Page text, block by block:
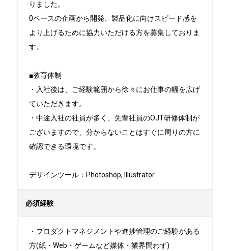
りました。
0ベースの企画から開発、製品化に向けスピード感を
より上げるために協力いただける方を募集しておりま
す。
■教育体制
・入社後は、ご経験範囲から徐々にお仕事の幅を広げ
ていただきます。
・中途入社の社員が多く、先輩社員のOJT研修体制が
ございますので、分からないことはすぐに周りの方に
確認できる環境です。
デザインツール：Photoshop, Illustrator
必須経験
・プロダクトマネジメントや進捗管理のご経験がある
方(紙・Web・ゲームなど媒体・業界問わず)